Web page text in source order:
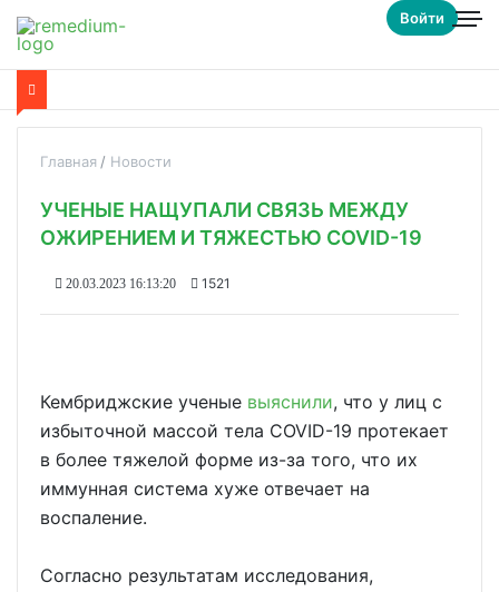
Войти
Главная Новости
УЧЕНЫЕ НАЩУПАЛИ СВЯЗЬ МЕЖДУ
ОЖИРЕНИЕМ И ТЯЖЕСТЬЮ COVID-19
20.03.2023 16:13:20 1521
Кембриджские ученые выяснили, что у лиц с
избыточной массой тела COVID-19 протекает
в более тяжелой форме из-за того, что их
иммунная система хуже отвечает на
воспаление.
Согласно результатам исследования,